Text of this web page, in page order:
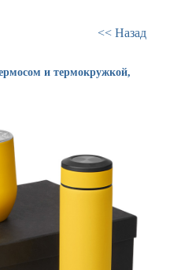
<< Назад
и термокружкой,